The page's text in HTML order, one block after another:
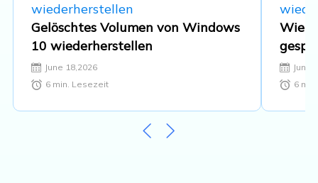
wiederherstellen
Gelöschtes Volumen von Windows
10 wiederherstellen
June 18,2026
6min. Lesezeit
Wie
Datei
June
6